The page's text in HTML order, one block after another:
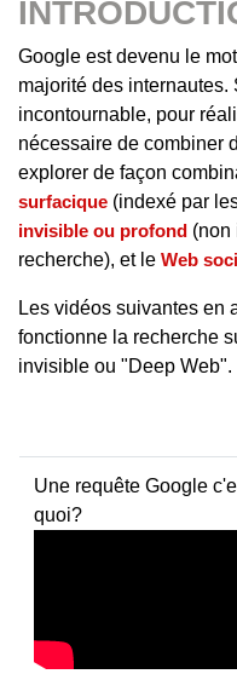
Google est devenu le
majorité des internautes.
incontournable, pour
nécessaire de combiner
explorer de façon
surfacique (indexé par
invisible ou profond (non
recherche), et le Web
Les vidéos suivantes en
fonctionne la recherche
invisible ou "Deep Web".
Une requête Google
quoi?